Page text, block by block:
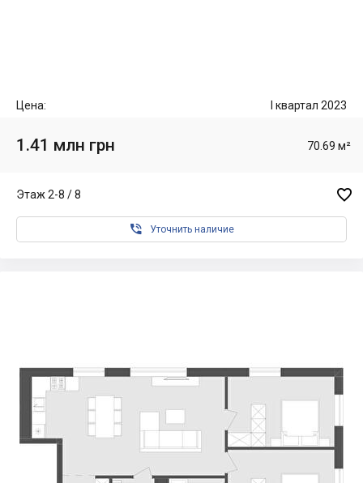
Цена: I квартал 2023
1.41 млн грн 70.69 м²
Этаж 2-8 / 8 
 Уточнить наличие